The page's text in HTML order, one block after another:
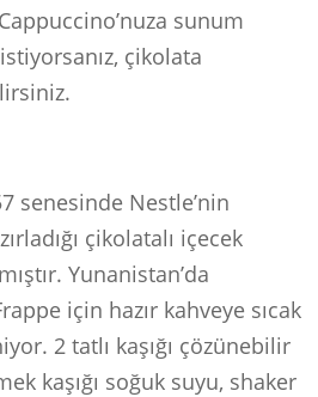
sunum
çikolata
senesinde Nestle’nin
çikolatalı içecek
Yunanistan’da
için hazır kahveye sıcak
2 tatlı kaşığı çözünebilir
kaşığı soğuk suyu, shaker